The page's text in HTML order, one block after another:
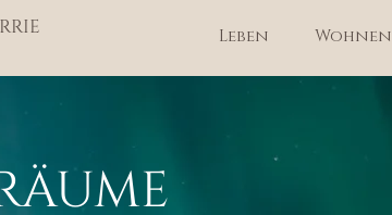
Leben Wohnen